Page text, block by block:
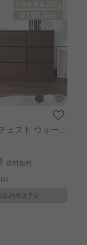
ェスト ウォール
送料無料
(1)
以内発送予定